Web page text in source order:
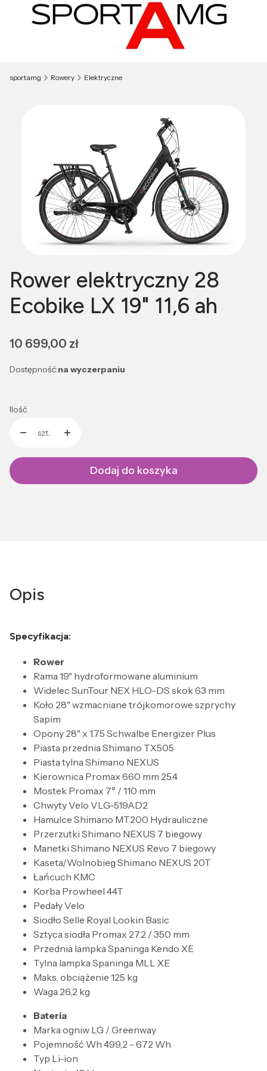
sportamg Rowery Elektryczne
Rower elektryczny 28
Ecobike LX 19" 11,6 ah
Cena
10 699,00 zł
Dostępność:na wyczerpaniu
Ilość
szt.
Dodaj do koszyka
Opis
Specyfikacja:
Rower
Rama 19" hydroformowane aluminium
Widelec SunTour NEX HLO-DS skok 63 mm
Koło 28" wzmacniane trójkomorowe szprychy
Sapim
Opony 28" x 1.75 Schwalbe Energizer Plus
Piasta przednia Shimano TX505
Piasta tylna Shimano NEXUS
Kierownica Promax 660 mm 25.4
Mostek Promax 7° / 110 mm
Chwyty Velo VLG-519AD2
Hamulce Shimano MT200 Hydrauliczne
Przerzutki Shimano NEXUS 7 biegowy
Manetki Shimano NEXUS Revo 7 biegowy
Kaseta/Wolnobieg Shimano NEXUS 20T
Łańcuch KMC
Korba Prowheel 44T
Pedały Velo
Siodło Selle Royal Lookin Basic
Sztyca siodła Promax 27.2 / 350 mm
Przednia lampka Spaninga Kendo XE
Tylna lampka Spaninga MLL XE
Maks. obciążenie 125 kg
Waga 26,2 kg
Bateria
Marka ogniw LG / Greenway
Pojemność Wh 499,2 - 672 Wh
Typ Li-ion